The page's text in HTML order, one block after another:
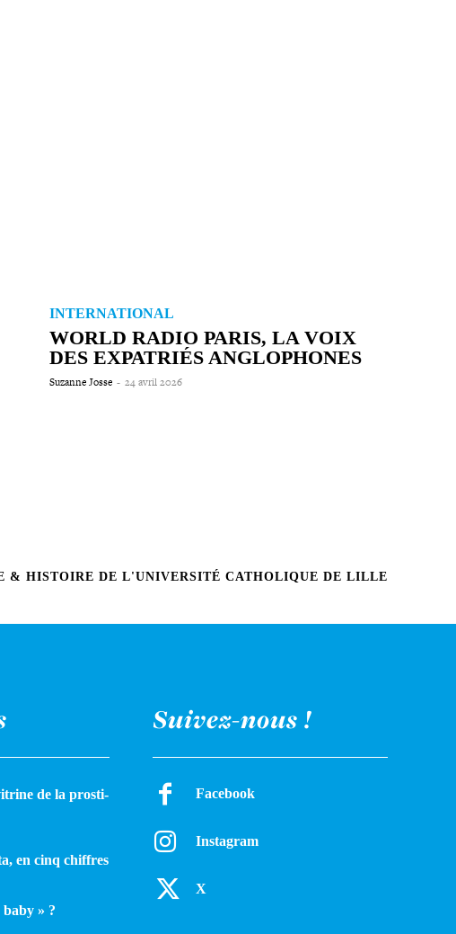
INTERNATIONAL
WORLD RADIO PARIS, LA VOIX
DES EXPATRIÉS ANGLOPHONES
Suzanne Josse - 24 avril 2026
& HISTOIRE DE L'UNIVERSITÉ CATHOLIQUE DE LILLE
de la pros­ti­
en cinq chiffres
baby » ?
Suivez-nous !
Facebook
Instagram
X